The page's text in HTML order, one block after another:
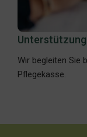
Wir begleiten Sie
Pflegekasse.